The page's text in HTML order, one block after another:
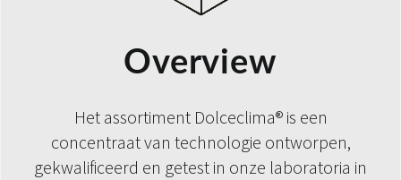
Overview
Het assortiment Dolceclima® is een
concentraat van technologie ontworpen,
gekwalificeerd en getest in onze laboratoria in